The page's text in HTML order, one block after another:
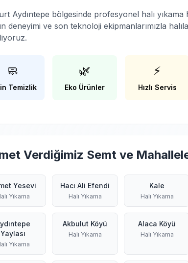
Aydıntepe bölgesinde profesyonel halı
deneyimi ve son teknoloji ekipmanlarımızla
🧼
Temizlik
🌿
Eko Ürünler
⚡
Hızlı Servis
Verdiğimiz Semt ve
Yesevi
Yıkama
Hacı Ali Efendi
Halı Yıkama
Kale
Halı Yıkama
Yaylası
Yıkama
Akbulut Köyü
Halı Yıkama
Alaca Köyü
Halı Yıkama